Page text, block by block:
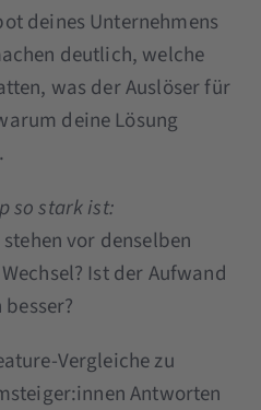
deines Unternehmens
deutlich, welche
was der Auslöser für
deine Lösung
so stark ist:
vor denselben
Ist der Aufwand
Vergleiche zu
Antworten